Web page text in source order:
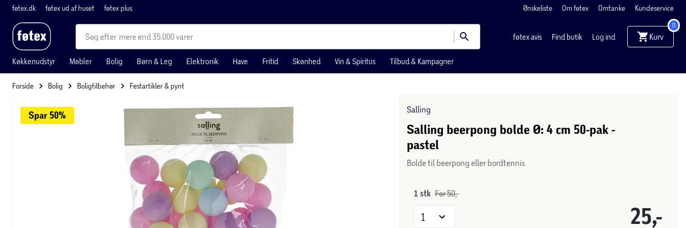
føtex.dk føtex ud af huset føtex plus Ønskeliste Om føtex Omtanke Kundeservice
mere end 35.000 varer føtex avis Find butik Log ind Kurv
0
Køkkenudstyr Møbler Bolig Børn & Leg Elektronik Have Fritid Skønhed Vin & Spiritus Tilbud & Kampagner
Forside Bolig Boligtilbehør Festartikler & pynt
Spar 50%
Salling
Salling beerpong bolde Ø: 4 cm 50-pak -
pastel
Bolde til beerpong eller bordtennis
1 stk Før 50,-
25,-
1